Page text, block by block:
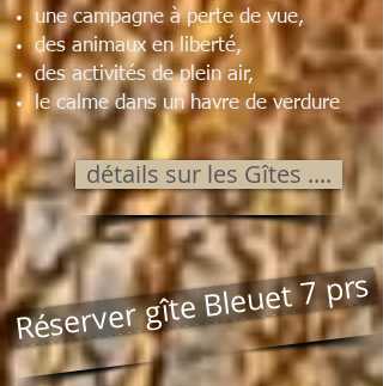
une campagne à perte de vue,
des animaux en liberté,
des activités de plein air,
le calme dans un havre de verdure
détails sur les Gîtes ....
Réserver gîte Bleuet 7 prs